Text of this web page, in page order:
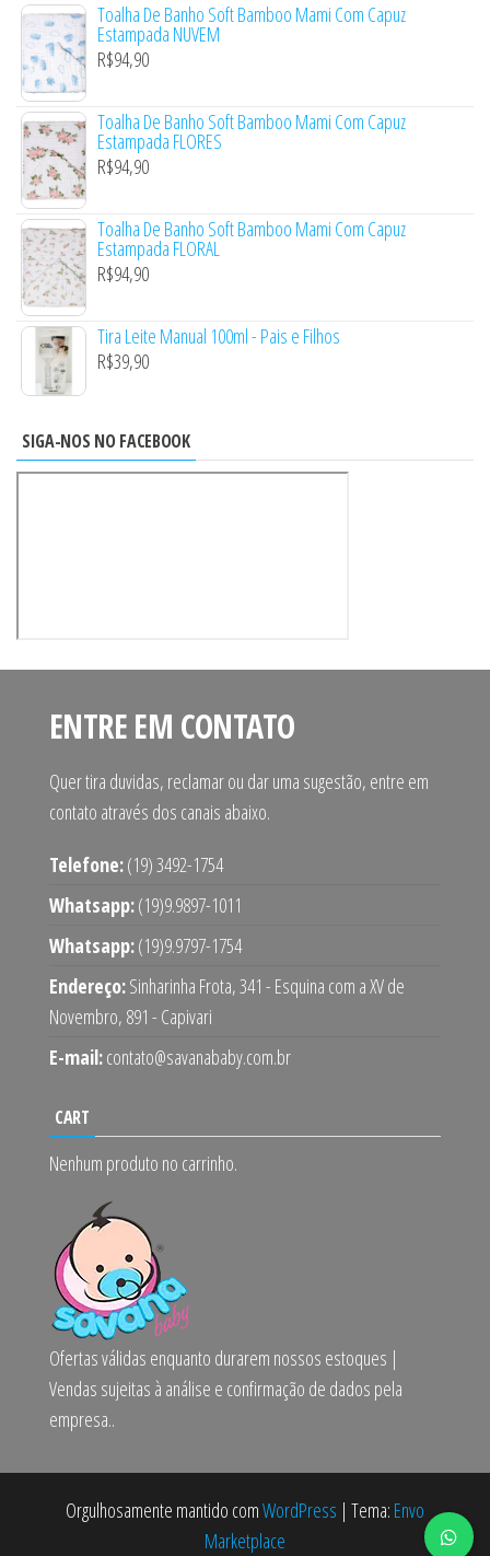
Toalha De Banho Soft Bamboo Mami Com Capuz
Estampada NUVEM
R$94,90
Toalha De Banho Soft Bamboo Mami Com Capuz
Estampada FLORES
R$94,90
Toalha De Banho Soft Bamboo Mami Com Capuz
Estampada FLORAL
R$94,90
Tira Leite Manual 100ml - Pais e Filhos
R$39,90
SIGA-NOS NO FACEBOOK
ENTRE EM CONTATO
Quer tira duvidas, reclamar ou dar uma sugestão, entre em
contato através dos canais abaixo.
Telefone:(19) 3492-1754
Whatsapp:(19)9.9897-1011
Whatsapp:(19)9.9797-1754
Endereço:Sinharinha Frota, 341 - Esquina com a XV de
Novembro, 891 - Capivari
E-mail:contato@savanababy.com.br
CART
Nenhum produto no carrinho.
Ofertas válidas enquanto durarem nossos estoques |
Vendas sujeitas à análise e confirmação de dados pela
empresa..
Orgulhosamente mantido comWordPress | Tema: Envo
Marketplace